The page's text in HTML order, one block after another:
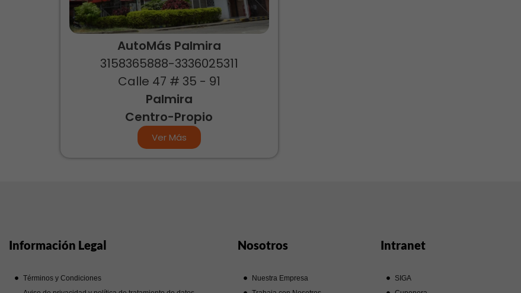
AutoMás Palmira
3158365888-3336025311
Calle 47 # 35 - 91
Palmira
Centro-Propio
Ver Más
Información Legal
Términos y Condiciones
Nosotros
Nuestra Empresa
Intranet
SIGA